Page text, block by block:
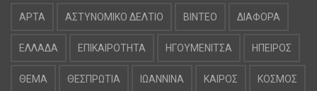
ΑΡΤΑ ΑΣΤΥΝΟΜΙΚΟ ΔΕΛΤΙΟ ΒΙΝΤΕΟ ΔΙΑΦΟΡΑ
ΕΛΛΑΔΑ ΕΠΙΚΑΙΡΟΤΗΤΑ ΗΓΟΥΜΕΝΙΤΣΑ ΗΠΕΙΡΟΣ
ΘΕΜΑ ΘΕΣΠΡΩΤΙΑ ΙΩΑΝΝΙΝΑ ΚΑΙΡΟΣ ΚΟΣΜΟΣ